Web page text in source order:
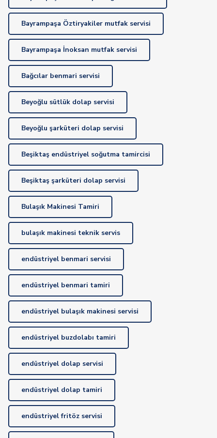
Bayrampaşa Öztiryakiler mutfak servisi
Bayrampaşa İnoksan mutfak servisi
Bağcılar benmari servisi
Beyoğlu sütlük dolap servisi
Beyoğlu şarküteri dolap servisi
Beşiktaş endüstriyel soğutma tamircisi
Beşiktaş şarküteri dolap servisi
Bulaşık Makinesi Tamiri
bulaşık makinesi teknik servis
endüstriyel benmari servisi
endüstriyel benmari tamiri
endüstriyel bulaşık makinesi servisi
endüstriyel buzdolabı tamiri
endüstriyel dolap servisi
endüstriyel dolap tamiri
endüstriyel fritöz servisi